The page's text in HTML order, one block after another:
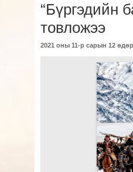
“Бүргэдийн
товложээ
2021 оны 11-р сарын 12